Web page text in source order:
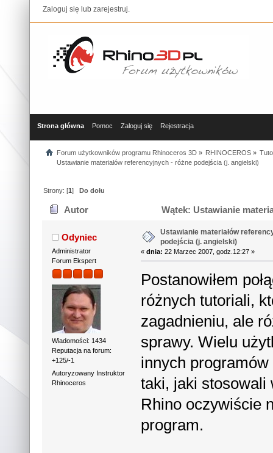
Zaloguj się lub zarejestruj.
Strona główna Pomoc Zaloguj się Rejestracja
Forum użytkowników programu Rhinoceros 3D» RHINOCEROS»
Ustawianie materiałów referencyjnych - różne podejścia (j. angielski)
Strony: [1]Do dołu
Autor
Wątek: Ustawianie
Odyniec
Administrator
Forum Ekspert
Wiadomości: 1434
Reputacja na forum:
+125/-1
Autoryzowany Instruktor
Rhinoceros
Ustawianie materiałów
podejścia (j. angielski)
«dnia: 22 Marzec 2007, godz.12:27 »
Postanowiłem
różnych tutoriali,
zagadnieniu, ale
sprawy. Wielu
innych
taki, jaki stosowali
Rhino oczywiście
program.